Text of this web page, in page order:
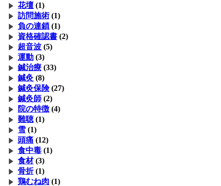
花壇 (1)
訪問施術(1)
負の連鎖 (1)
資格確認書 (2)
超音波 (5)
運動 (3)
鍼治療 (33)
鍼灸 (8)
鍼灸保険(27)
鍼灸師 (2)
院の特徴 (4)
難聴(1)
雪 (1)
頭痛 (12)
食中毒 (1)
食材(3)
骨折(1)
鶏むね肉 (1)